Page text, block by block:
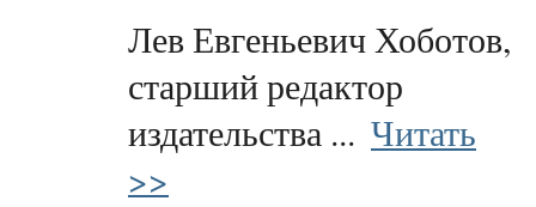
Лев Евгеньевич Хоботов,
старший редактор
издательства ... Читать
>>